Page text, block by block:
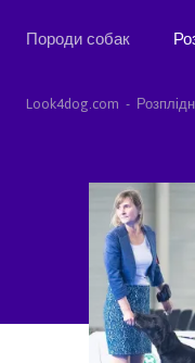
Породи собак
Look4dog.com